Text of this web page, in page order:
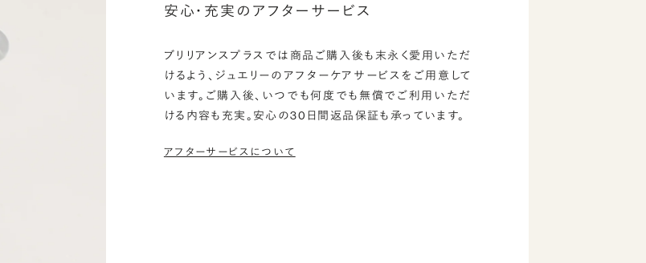
安心・充実のアフターサービス
ブリリアンスプラスでは商品ご購入後も末永く愛用いただ
けるよう、ジュエリーのアフターケアサービスをご用意して
います。ご購入後、いつでも何度でも無償でご利用いただ
ける内容も充実。安心の30日間返品保証も承っています。
アフターサービスについて